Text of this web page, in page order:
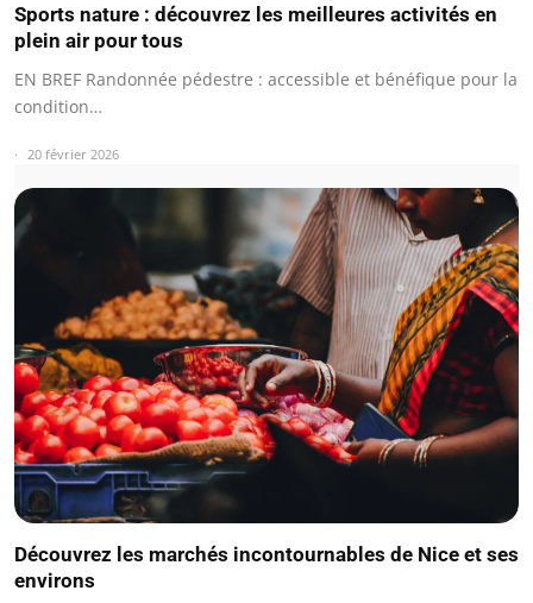
Sports nature : découvrez les meilleures activités en
plein air pour tous
EN BREF Randonnée pédestre : accessible et bénéfique pour la
condition…
20 février 2026
Découvrez les marchés incontournables de Nice et ses
environs